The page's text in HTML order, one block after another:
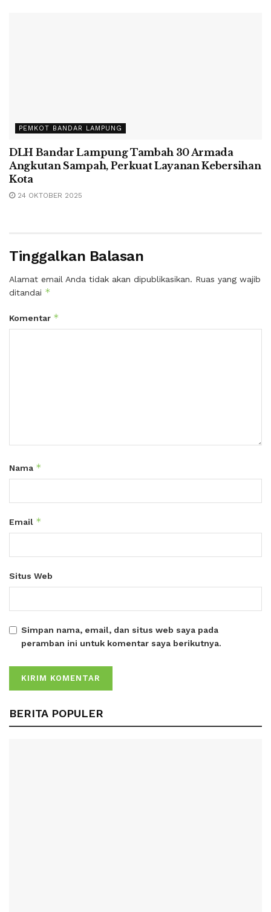
PEMKOT BANDAR LAMPUNG
DLH Bandar Lampung Tambah 30 Armada
Angkutan Sampah, Perkuat Layanan Kebersihan
Kota
24 OKTOBER 2025
Tinggalkan Balasan
Alamat email Anda tidak akan dipublikasikan. Ruas yang wajib
ditandai *
Komentar *
Nama *
Email *
Situs Web
Simpan nama, email, dan situs web saya pada
peramban ini untuk komentar saya berikutnya.
BERITA POPULER